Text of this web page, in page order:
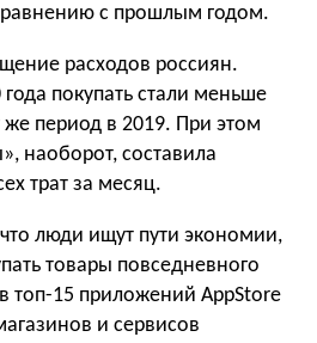
с прошлым годом.
расходов россиян.
покупать стали меньше
же период в 2019. При этом
наоборот, составила
трат за месяц.
люди ищут пути экономии,
товары повседневного
топ-15 приложений AppStore
и сервисов